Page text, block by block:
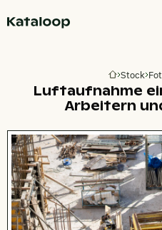
Zur
Stock
Luftaufnahme
Arbeitern